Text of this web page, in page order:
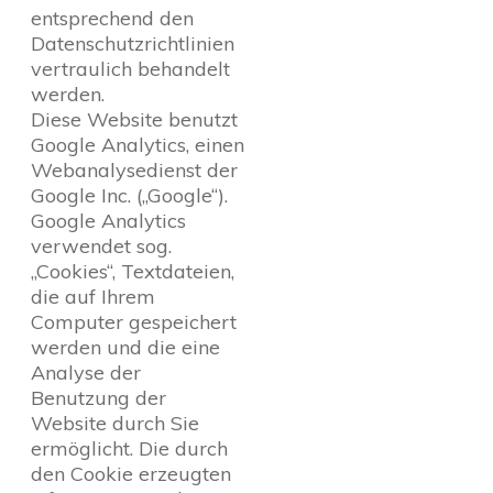
entsprechend den
Datenschutzrichtlinien
vertraulich behandelt
werden.
Diese Website benutzt
Google Analytics, einen
Webanalysedienst der
Google Inc. („Google“).
Google Analytics
verwendet sog.
„Cookies“, Textdateien,
die auf Ihrem
Computer gespeichert
werden und die eine
Analyse der
Benutzung der
Website durch Sie
ermöglicht. Die durch
den Cookie erzeugten